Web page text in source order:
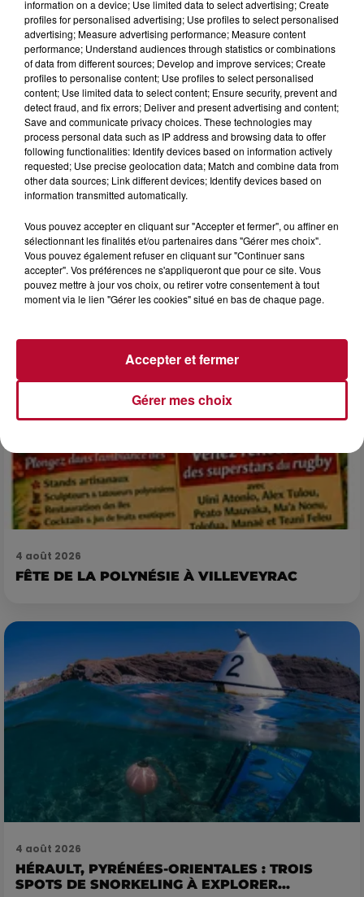
6 août 2026
NÎMES : « LE RÊVE DU GLADIATEUR » INVESTIT
LES ARÈNES CES 3...
Après un franc succès l'été dernier, le spectacle « Le Rêve
du gladiateur » revient illuminer l'amphithéâtre romain les 6,
7 et 8 août. Une fresque nocturne...
4 août 2026
FÊTE DE LA POLYNÉSIE À VILLEVEYRAC
4 août 2026
HÉRAULT, PYRÉNÉES-ORIENTALES : TROIS
SPOTS DE SNORKELING À EXPLORER...
information on a device; Use limited data to select advertising; Create
profiles for personalised advertising; Use profiles to select personalised
advertising; Measure advertising performance; Measure content
performance; Understand audiences through statistics or combinations
of data from different sources; Develop and improve services; Create
profiles to personalise content; Use profiles to select personalised
content; Use limited data to select content; Ensure security, prevent and
detect fraud, and fix errors; Deliver and present advertising and content;
Save and communicate privacy choices. These technologies may
process personal data such as IP address and browsing data to offer
following functionalities: Identify devices based on information actively
requested; Use precise geolocation data; Match and combine data from
other data sources; Link different devices; Identify devices based on
information transmitted automatically.
Vous pouvez accepter en cliquant sur "Accepter et fermer", ou affiner en
sélectionnant les finalités et/ou partenaires dans "Gérer mes choix".
Vous pouvez également refuser en cliquant sur "Continuer sans
accepter". Vos préférences ne s'appliqueront que pour ce site. Vous
pouvez mettre à jour vos choix, ou retirer votre consentement à tout
moment via le lien "Gérer les cookies" situé en bas de chaque page.
Gérer mes choix
Accepter et fermer